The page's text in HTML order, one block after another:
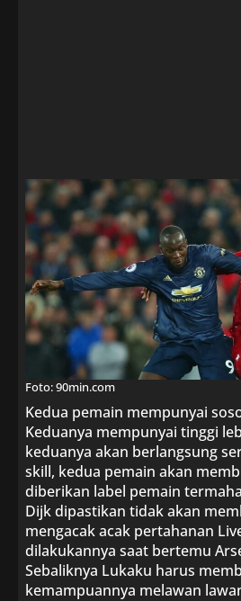
Foto: 90min.com
Kedua pemain mempunyai
Keduanya mempunyai tinggi
keduanya akan berlangsung
skill, kedua pemain akan
diberikan label pemain
Dijk dipastikan tidak akan
mengacak acak pertahanan
dilakukannya saat bertemu
Sebaliknya Lukaku harus
kemampuannya melawan